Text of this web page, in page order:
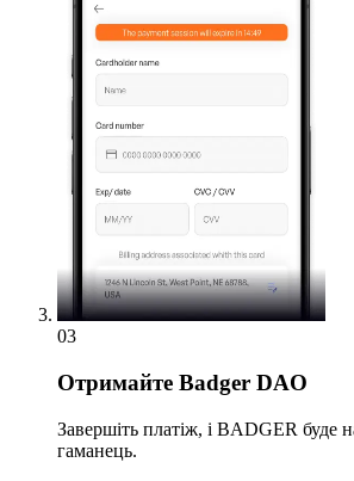
03
Отримайте Badger DAO
Завершіть платіж, і BADGER буде
гаманець.